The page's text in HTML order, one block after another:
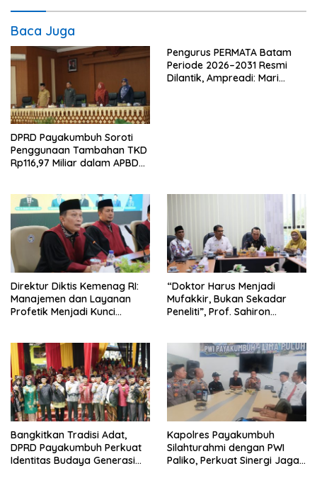
Baca Juga
DPRD Payakumbuh Soroti
Penggunaan Tambahan TKD
Rp116,97 Miliar dalam APBD
Pengurus PERMATA Batam
Periode 2026–2031 Resmi
Dilantik, Ampreadi: Mari
Direktur Diktis Kemenag RI:
Manajemen dan Layanan
Profetik Menjadi Kunci
Kampus Bereputasi Global
“Doktor Harus Menjadi
Mufakkir, Bukan Sekadar
Peneliti”, Prof. Sahiron
Bangkitkan Tradisi Adat,
DPRD Payakumbuh Perkuat
Identitas Budaya Generasi
Kapolres Payakumbuh
Silahturahmi dengan PWI
Paliko, Perkuat Sinergi Jaga